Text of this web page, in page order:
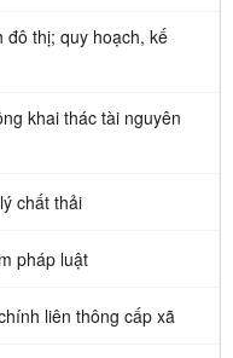
đô thị; quy hoạch, kế
khai thác tài nguyên
chất thải
pháp luật
liên thông cấp xã